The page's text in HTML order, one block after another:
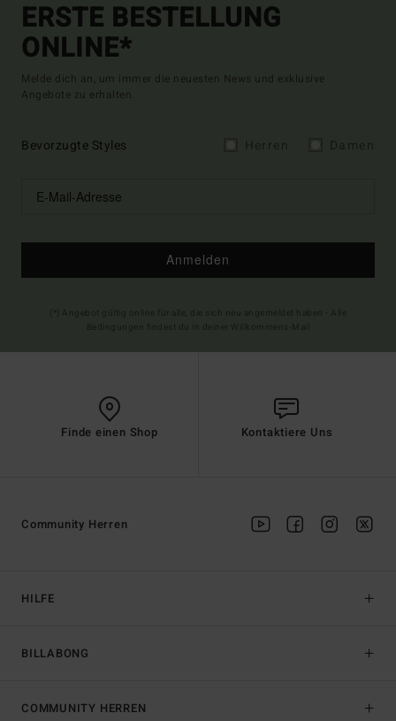
ERSTE BESTELLUNG
ONLINE*
Melde dich an, um immer die neuesten News und exklusive
Angebote zu erhalten.
Bevorzugte Styles
Anmelden
Finde einen Shop Kontaktiere Uns
HILFE
BILLABONG
Community Herren
COMMUNITY HERREN